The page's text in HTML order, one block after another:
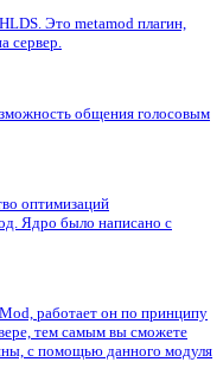
Это metamod плагин,
сервер.
общения голосовым
оптимизаций
Ядро было написано с
работает он по принципу
тем самым вы сможете
с помощью данного модуля